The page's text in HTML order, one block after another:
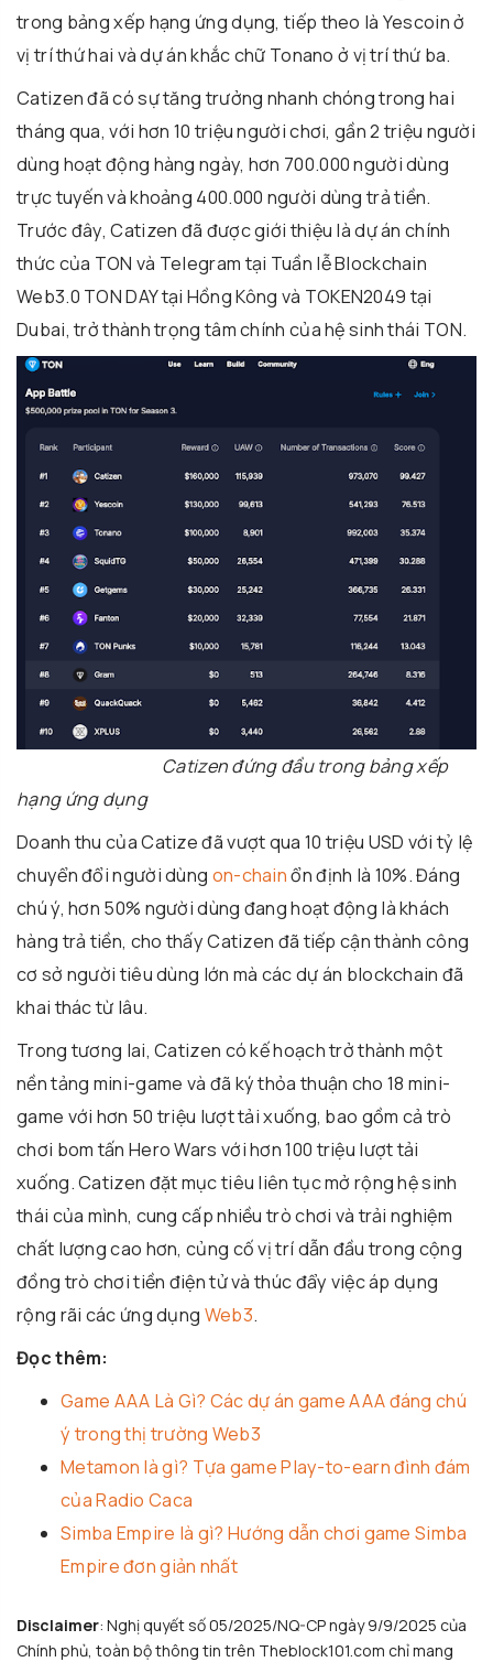
trong bảng xếp hạng ứng dụng, tiếp theo là Yescoin ở
vị trí thứ hai và dự án khắc chữ Tonano ở vị trí thứ ba.
Catizen đã có sự tăng trưởng nhanh chóng trong hai
tháng qua, với hơn 10 triệu người chơi, gần 2 triệu người
dùng hoạt động hàng ngày, hơn 700.000 người dùng
trực tuyến và khoảng 400.000 người dùng trả tiền.
Trước đây, Catizen đã được giới thiệu là dự án chính
thức của TON và Telegram tại Tuần lễ Blockchain
Web3.0 TON DAY tại Hồng Kông và TOKEN2049 tại
Dubai, trở thành trọng tâm chính của hệ sinh thái TON.
Catizen đứng đầu trong bảng xếp
hạng ứng dụng
Doanh thu của Catize đã vượt qua 10 triệu USD với tỷ lệ
chuyển đổi người dùng on-chainổn định là 10%. Đáng
chú ý, hơn 50% người dùng đang hoạt động là khách
hàng trả tiền, cho thấy Catizen đã tiếp cận thành công
cơ sở người tiêu dùng lớn mà các dự án blockchain đã
khai thác từ lâu.
Trong tương lai, Catizen có kế hoạch trở thành một
nền tảng mini-game và đã ký thỏa thuận cho 18 mini-
game với hơn 50 triệu lượt tải xuống, bao gồm cả trò
chơi bom tấn Hero Wars với hơn 100 triệu lượt tải
xuống. Catizen đặt mục tiêu liên tục mở rộng hệ sinh
thái của mình, cung cấp nhiều trò chơi và trải nghiệm
chất lượng cao hơn, củng cố vị trí dẫn đầu trong cộng
đồng trò chơi tiền điện tử và thúc đẩy việc áp dụng
rộng rãi các ứng dụng Web3.
Đọc thêm:
Game AAA Là Gì? Các dự án game AAA đáng chú
ý trong thị trường Web3
Metamon là gì? Tựa game Play-to-earn đình đám
của Radio Caca
Simba Empire là gì? Hướng dẫn chơi game Simba
Empire đơn giản nhất
Disclaimer: Nghị quyết số 05/2025/NQ-CP ngày 9/9/2025 của
Chính phủ, toàn bộ thông tin trên Theblock101.com chỉ mang